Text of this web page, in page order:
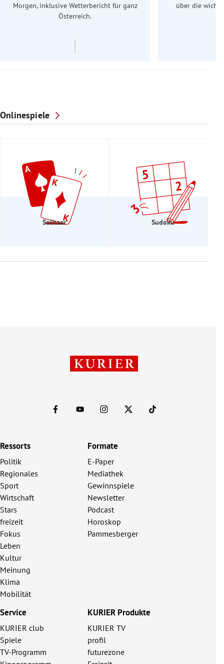
Morgen, inklusive Wetterbericht für ganz
Österreich.
über die
Onlinespiele
Solitaer Sudoku
Ressorts
Politik
Regionales
Sport
Wirtschaft
Stars
freizeit
Fokus
Leben
Kultur
Meinung
Klima
Mobilität
Formate
E-Paper
Mediathek
Gewinnspiele
Newsletter
Podcast
Horoskop
Pammesberger
Service
KURIER club
Spiele
TV-Programm
KURIER Produkte
KURIER TV
profil
futurezone